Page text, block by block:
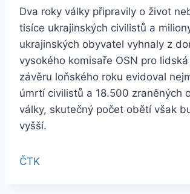
Dva roky války připravily o život
tisíce ukrajinských civilistů a
ukrajinských obyvatel vyhnaly z
vysokého komisaře OSN pro
závěru loňského roku evidoval
úmrtí civilistů a 18.500 zraněných
války, skutečný počet obětí však
vyšší.
ČTK